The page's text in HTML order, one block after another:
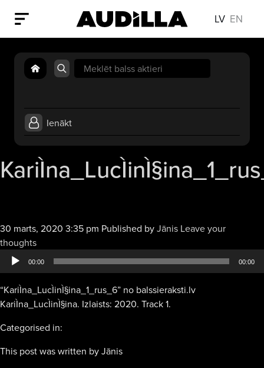
LV EN
Search
for:
Ienākt
30 marts, 2020 3:35 pm Published byJānis Leave your
thoughtsAudio
atskaņotājs
00:00 00:00
“KariÌna_LucÌinÌ§ina_1_rus_6” no balssieraksti.lv
KariÌna_LucÌinÌ§ina. Izlaists: 2020. Track 1.
Categorised in:
This post was written by Jānis